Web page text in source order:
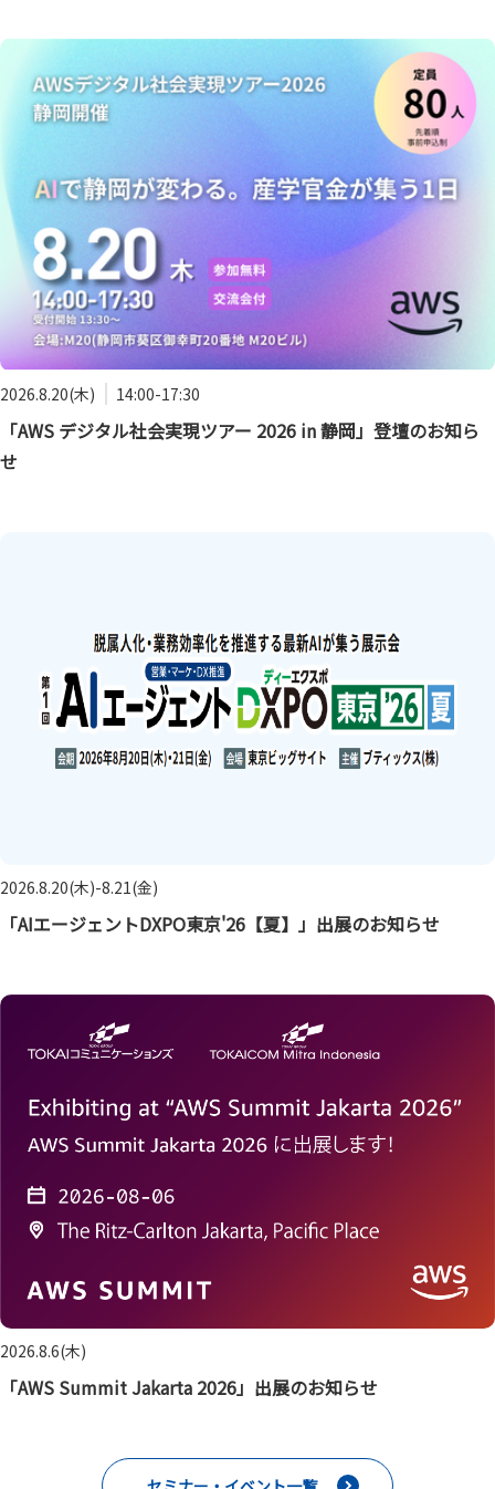
2026.8.20(木) 14:00-17:30
「AWS デジタル社会実現ツアー 2026 in 静岡」登壇のお知ら
せ
2026.8.20(木)-8.21(金)
「AIエージェントDXPO東京'26【夏】」出展のお知らせ
2026.8.6(木)
「AWS Summit Jakarta 2026」出展のお知らせ